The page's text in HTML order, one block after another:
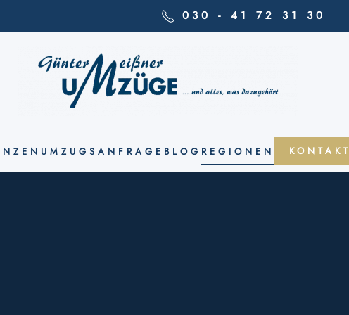
030 - 41 72 31 30
UMZUGSANFRAGE BLOG REGIONEN KONTAKT